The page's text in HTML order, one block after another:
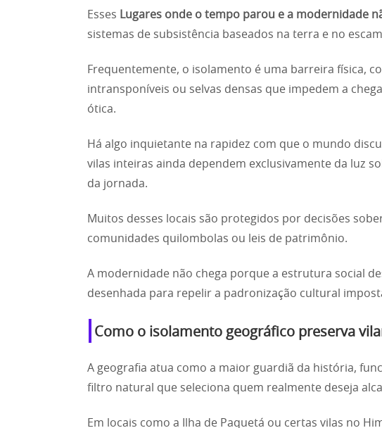
Esses Lugares onde o tempo parou e a modernidade
sistemas de subsistência baseados na terra e no
Frequentemente, o isolamento é uma barreira física,
intransponíveis ou selvas densas que impedem a
ótica.
Há algo inquietante na rapidez com que o mundo
vilas inteiras ainda dependem exclusivamente da luz
da jornada.
Muitos desses locais são protegidos por decisões
comunidades quilombolas ou leis de patrimônio.
A modernidade não chega porque a estrutura social
desenhada para repelir a padronização cultural
Como o isolamento geográfico preserva
A geografia atua como a maior guardiã da história,
filtro natural que seleciona quem realmente deseja
Em locais como a Ilha de Paquetá ou certas vilas no